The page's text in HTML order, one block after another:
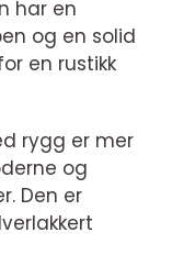
har en
og en solid
en rustikk
rygg er mer
og
Den er